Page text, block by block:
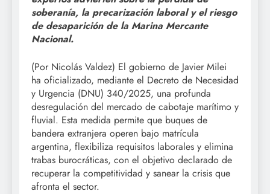
soberanía, la precarización laboral y el riesgo
de desaparición de la Marina Mercante
Nacional.
(Por Nicolás Valdez) El gobierno de Javier Milei
ha oficializado, mediante el Decreto de Necesidad
y Urgencia (DNU) 340/2025, una profunda
desregulación del mercado de cabotaje marítimo y
fluvial. Esta medida permite que buques de
bandera extranjera operen bajo matrícula
argentina, flexibiliza requisitos laborales y elimina
trabas burocráticas, con el objetivo declarado de
recuperar la competitividad y sanear la crisis que
afronta el sector.